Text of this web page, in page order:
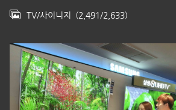
TV/사이니지 (2,491/2,633)